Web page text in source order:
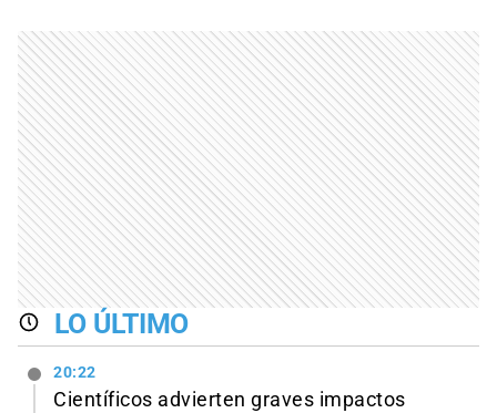
LO ÚLTIMO
20:22
Científicos advierten graves impactos